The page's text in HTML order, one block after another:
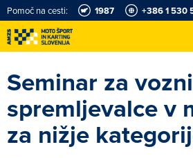
Pomoč na cesti: 1987 +386 1 530
Seminar za
spremljevalce v
za nižje